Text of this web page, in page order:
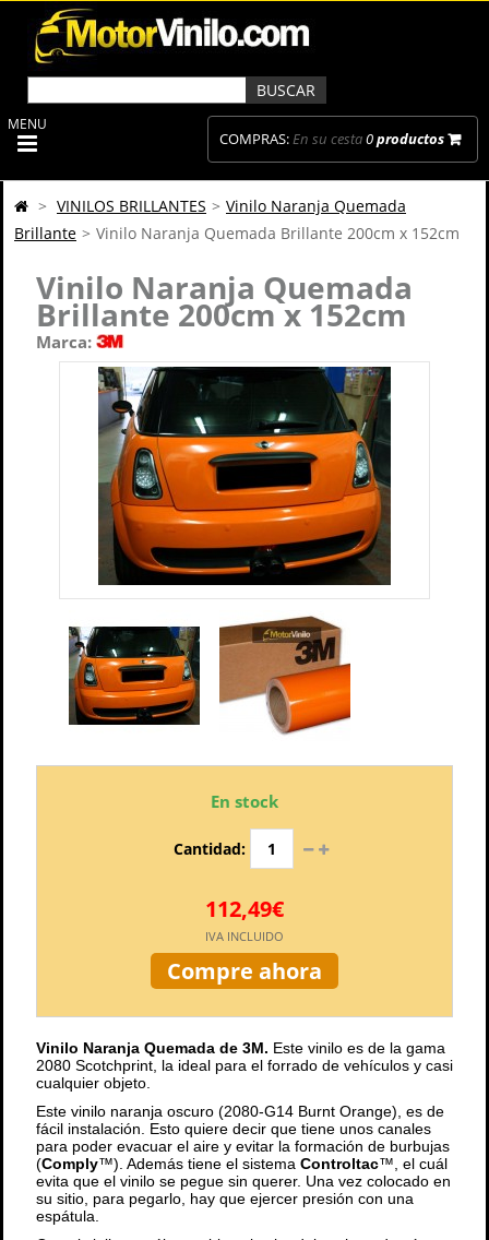
COMPRAS:En su cesta0productos
MENU
> VINILOS BRILLANTES > Vinilo Naranja Quemada
Brillante > Vinilo Naranja Quemada Brillante 200cm x 152cm
Vinilo Naranja Quemada
Brillante 200cm x 152cm
Marca:
En stock
Cantidad:
112,49€
IVA INCLUIDO
Compre ahora
Vinilo Naranja Quemada de 3M. Este vinilo es de la gama
2080 Scotchprint, la ideal para el forrado de vehículos y casi
cualquier objeto.
Este vinilo naranja oscuro (2080-G14 Burnt Orange), es de
fácil instalación. Esto quiere decir que tiene unos canales
para poder evacuar el aire y evitar la formación de burbujas
(Comply™). Además tiene el sistema Controltac™, el cuál
evita que el vinilo se pegue sin querer. Una vez colocado en
su sitio, para pegarlo, hay que ejercer presión con una
espátula.